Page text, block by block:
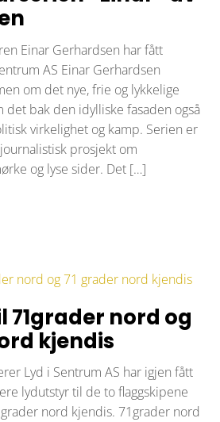
Einar Gerhardsen har fått
AS Einar Gerhardsen
om det nye, frie og lykkelige
det bak den idylliske fasaden også
virkelighet og kamp. Serien er
prosjekt om
og lyse sider. Det […]
71grader nord og
kjendis
Lyd i Sentrum AS har igjen fått
lydutstyr til de to flaggskipene
nord kjendis. 71grader nord